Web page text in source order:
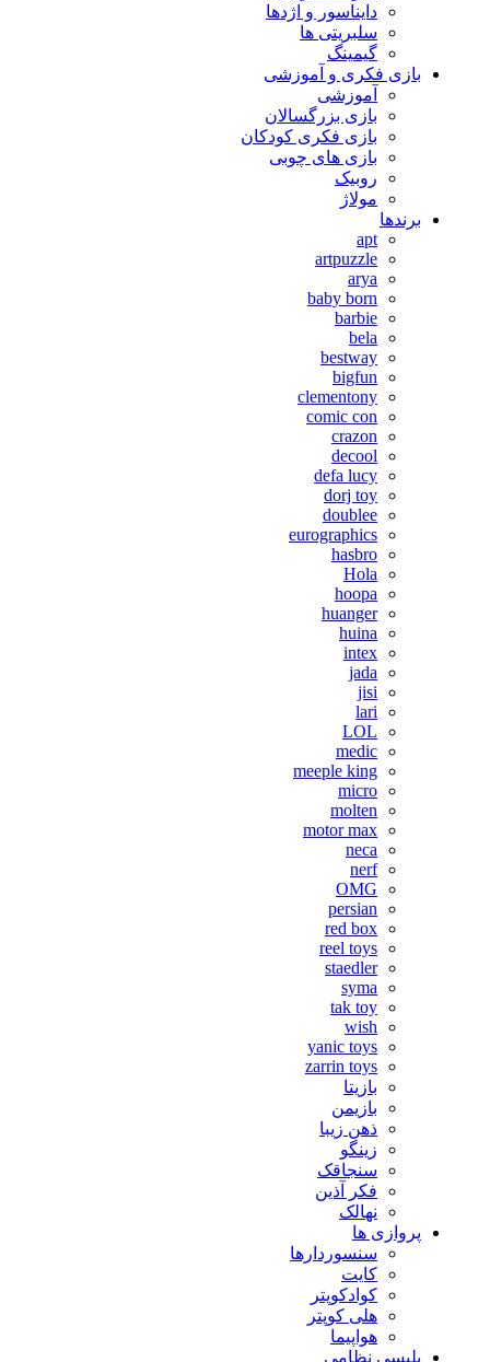
دایناسور و اژدها
سلبریتی ها
گیمینگ
بازی فکری و آموزشی
آموزشی
بازی بزرگسالان
بازی فکری کودکان
بازی های چوبی
روبیک
مولاژ
برندها
artpuzzle
arya
baby born
barbie
bela
bestway
bigfun
clementony
comic con
crazon
decool
defa lucy
dorj toy
doublee
eurographics
hasbro
Hola
hoopa
huanger
huina
intex
jada
LOL
medic
meeple king
micro
molten
motor max
neca
nerf
OMG
persian
red box
reel toys
staedler
syma
tak toy
wish
yanic toys
zarrin toys
بازیتا
بازیمن
ذهن زیبا
زینگو
سنجاقک
فکر آذین
نهالک
پروازی ها
سنسوردارها
کایت
کوادکوپتر
هلی کوپتر
هواپیما
پلیسی نظامی